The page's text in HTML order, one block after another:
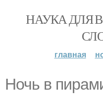
НАУКА ДЛЯ
главная
Ночь в